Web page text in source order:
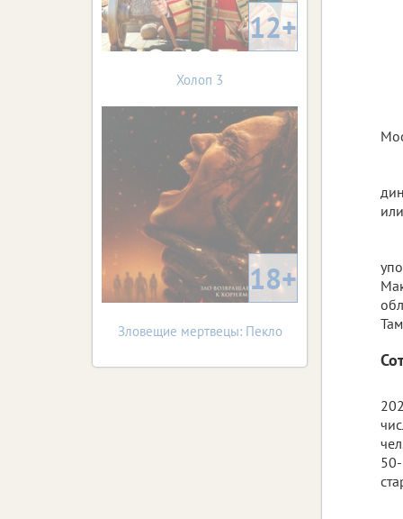
12+
Холоп 3
18+
Зловещие мертвецы: Пекло